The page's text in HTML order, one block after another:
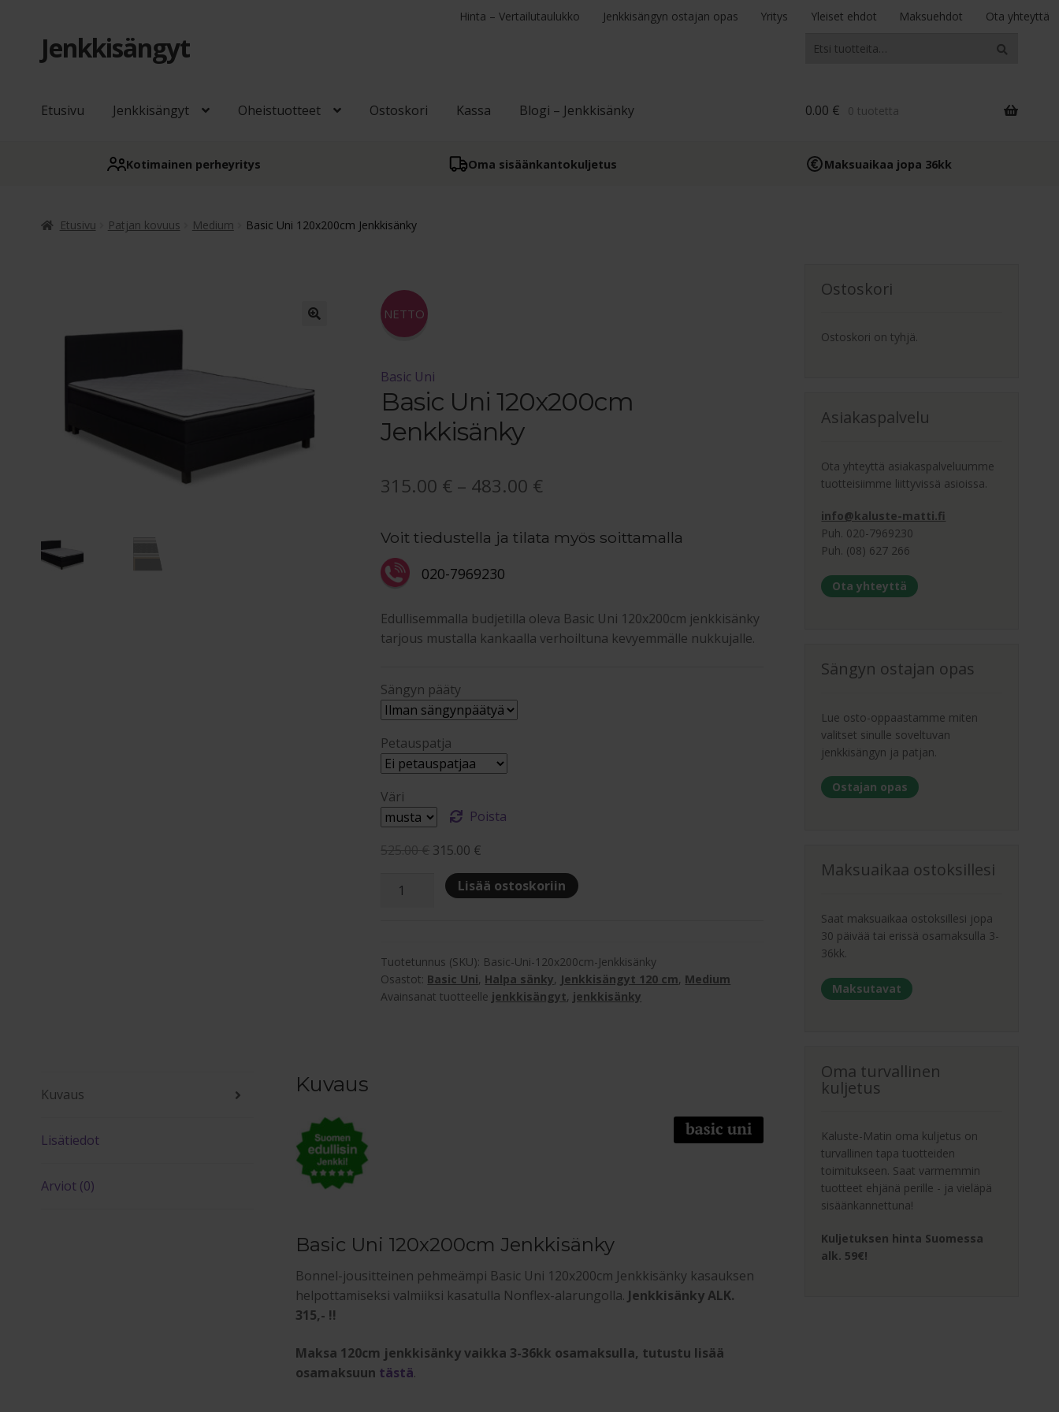
Siirry
navigointiin
Siirry
sisältöön
Jenkkisängyt
Hinta – Vertailutaulukko Jenkkisängyn ostajan opas Yritys Yleiset ehdot Maksuehdot
Ota yhteyttä
Haku
Etusivu Jenkkisängyt Oheistuotteet Ostoskori Kassa Blogi – Jenkkisänky 0.00 € 0 tuotetta
Kotimainen perheyritys Oma sisään­kantokuljetus Maksuaikaa jopa 36kk
Etusivu Patjan kovuus Medium Basic Uni 120x200cm Jenkkisänky
NETTO
Basic Uni
Basic Uni 120x200cm
Jenkkisänky
315.00 € – 483.00 €
-
Voit tiedustella ja tilata myös soittamalla
020-7969230
Edullisemmalla budjetilla oleva Basic Uni 120x200cm jenkkisänky
tarjous mustalla kankaalla verhoiltuna kevyemmälle nukkujalle.
Sängyn pääty
Petauspatja
Väri
Poista
525.00€ Alkuperäinen
hinta
oli:
315.00 €
hinta
on:
Basic
määrä
Lisää ostoskoriin
Tuotetunnus (SKU): Basic-Uni-120x200cm-Jenkkisänky
Osastot: Basic Uni, Halpa sänky, Jenkkisängyt 120 cm, Medium
Avainsanat tuotteelle jenkkisängyt, jenkkisänky
Kuvaus
Lisätiedot
Arviot (0)
Kuvaus
Basic Uni 120x200cm Jenkkisänky
Bonnel-jousitteinen pehmeämpi Basic Uni 120x200cm Jenkkisänky kasauksen
helpottamiseksi valmiiksi kasatulla Nonflex-alarungolla. Jenkkisänky ALK.
315,- !!
Maksa 120cm jenkkisänky vaikka 3-36kk osamaksulla, tutustu lisää
osamaksuun tästä.
Ostoskori
Ostoskori on tyhjä.
Asiakaspalvelu
Ota yhteyttä asiakaspalveluumme
tuotteisiimme liittyvissä asioissa.
info@kaluste-matti.fi
Puh. 020-7969230
Puh. (08) 627 266
Ota yhteyttä
Sängyn ostajan opas
Lue osto-oppaastamme miten
valitset sinulle soveltuvan
jenkkisängyn ja patjan.
Ostajan opas
Maksuaikaa ostoksillesi
Saat maksuaikaa ostoksillesi jopa
30 päivää tai erissä osamaksulla 3-
36kk.
Maksutavat
Oma turvallinen
kuljetus
Kaluste-Matin oma kuljetus on
turvallinen tapa tuotteiden
toimitukseen. Saat varmemmin
tuotteet ehjänä perille - ja vieläpä
sisäänkannettuna!
Kuljetuksen hinta Suomessa
alk. 59€!